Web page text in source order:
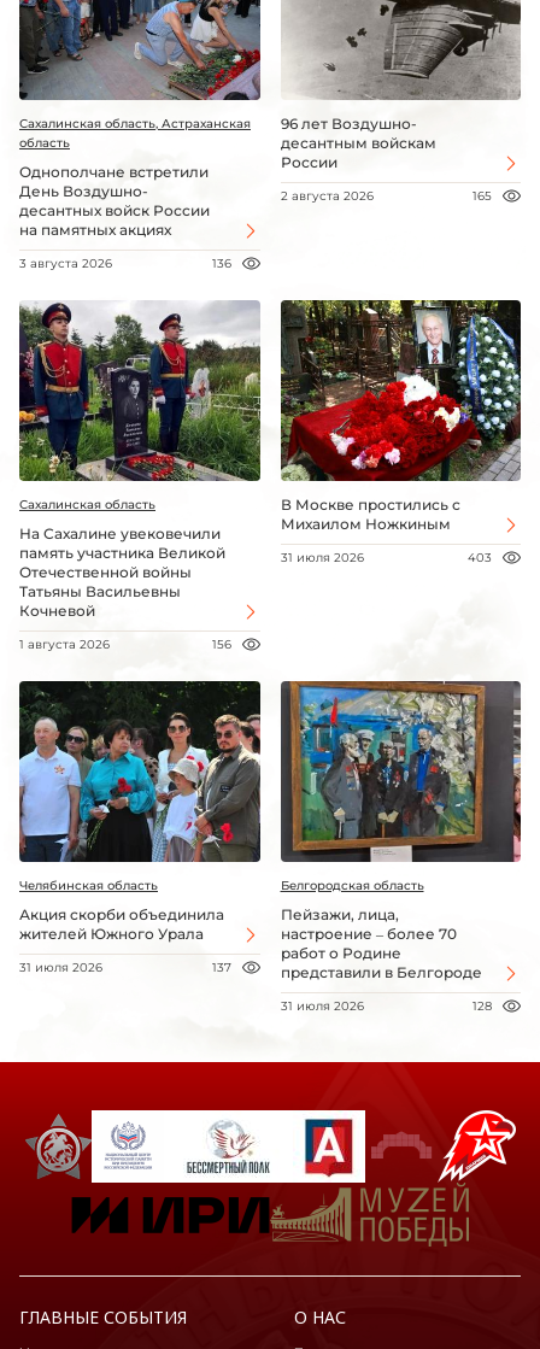
Сахалинская область, Астраханская
область
Однополчане встретили
День Воздушно-
десантных войск России
на памятных акциях
3 августа 2026 136
96 лет Воздушно-
десантным войскам
России
2 августа 2026 165
Сахалинская область
На Сахалине увековечили
память участника Великой
Отечественной войны
Татьяны Васильевны
Кочневой
1 августа 2026 156
В Москве простились с
Михаилом Ножкиным
31 июля 2026 403
Челябинская область
Акция скорби объединила
жителей Южного Урала
31 июля 2026 137
Белгородская область
Пейзажи, лица,
настроение – более 70
работ о Родине
представили в Белгороде
31 июля 2026 128
ГЛАВНЫЕ СОБЫТИЯ О НАС